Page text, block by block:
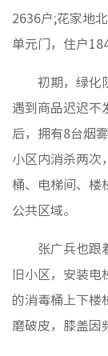
2636户;花家地
单元门，住户
初期，绿化
遇到商品迟迟不
后，拥有8台烟
小区内消杀两次
桶、电梯间、楼
公共区域。
张广兵也跟
旧小区，安装
的消毒桶上下楼
磨破皮，膝盖因